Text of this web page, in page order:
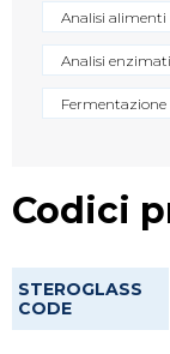
Analisi alimenti
Analisi
Fermentazione
Codici
STEROGLASS
CODE